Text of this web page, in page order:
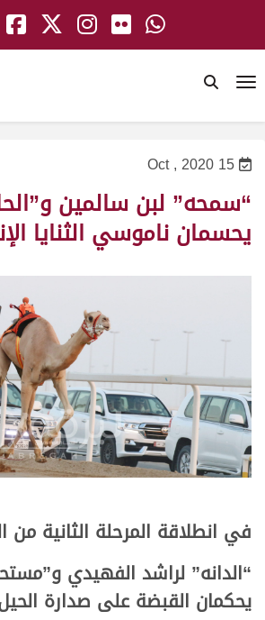
15 Oct , 2020
“سمحه” لبن سالمين
يحسمان ناموسي الثنايا
في انطلاقة المرحلة الثانية من
“الدانه” لراشد الفهيدي
يحكمان القبضة على صدارة